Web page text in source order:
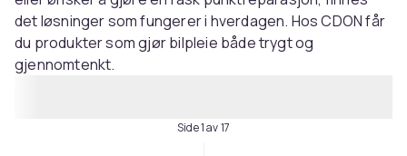
det løsninger som fungerer i hverdagen. Hos CDON får
du produkter som gjør bilpleie både trygt og
gjennomtenkt.
Side 1 av 17